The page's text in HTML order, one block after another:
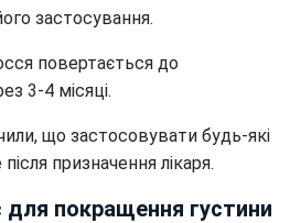
застосування.
повертається до
3-4 місяці.
що застосовувати будь-які
призначення лікаря.
покращення густини